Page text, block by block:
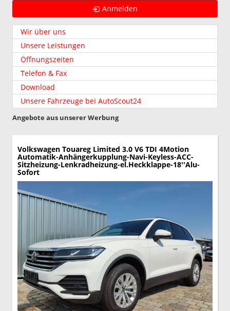
Anmelden
Wir über uns
Unsere Leistungen
Öffnungszeiten
Telefon & Fax
Download
Unsere Fahrzeuge bei AutoScout24
Angebote aus unserer Werbung
Volkswagen Touareg Limited 3.0 V6 TDI 4Motion
Automatik-Anhängerkupplung-Navi-Keyless-ACC-
Sitzheizung-Lenkradheizung-el.Heckklappe-18''Alu-
Sofort